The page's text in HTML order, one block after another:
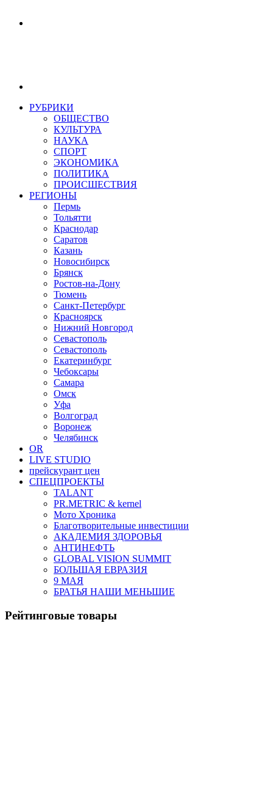
РУБРИКИ
ОБЩЕСТВО
КУЛЬТУРА
НАУКА
СПОРТ
ЭКОНОМИКА
ПОЛИТИКА
ПРОИСШЕСТВИЯ
РЕГИОНЫ
Пермь
Тольятти
Краснодар
Саратов
Казань
Новосибирск
Брянск
Ростов-на-Дону
Тюмень
Санкт-Петербург
Красноярск
Нижний Новгород
Севастополь
Севастополь
Екатеринбург
Чебоксары
Самара
Омск
Уфа
Волгоград
Воронеж
Челябинск
OR
LIVE STUDIO
прейскурант цен
СПЕЦПРОЕКТЫ
TALANT
PR.METRIC & kernel
Мото Хроника
Благотворительные инвестиции
АКАДЕМИЯ ЗДОРОВЬЯ
АНТИНЕФТЬ
GLOBAL VISION SUMMIT
БОЛЬШАЯ ЕВРАЗИЯ
9 МАЯ
БРАТЬЯ НАШИ МЕНЬШИЕ
Рейтинговые товары